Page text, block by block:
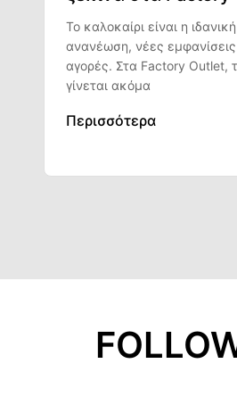
Το καλοκαίρι είναι η
ανανέωση, νέες
αγορές. Στα Factory Outlet,
γίνεται ακόμα
Περισσότερα